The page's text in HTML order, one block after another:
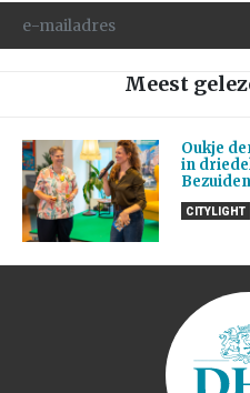
Meest
Oukje
in
CITYLIGHT